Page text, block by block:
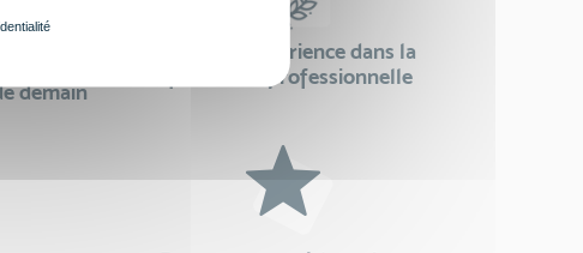
demain
24 ans d'expérience dans la
formation professionnelle